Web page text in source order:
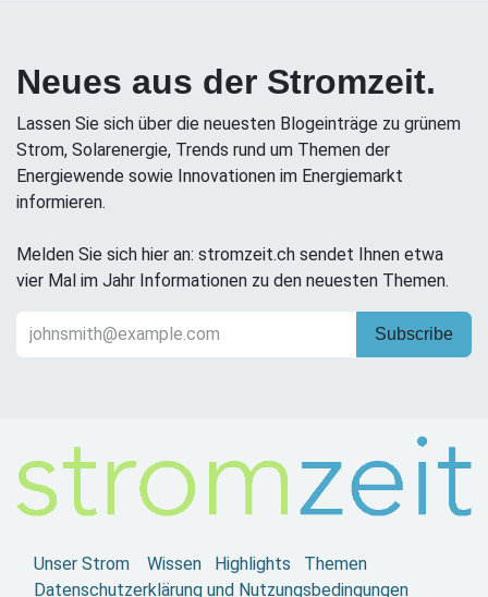
Neues aus der Stromzeit.
Lassen Sie sich über die neuesten Blogeinträge zu grünem
Strom, Solarenergie, Trends rund um Themen der
Energiewende sowie Innovationen im Energiemarkt
informieren.
Melden Sie sich hier an: stromzeit.ch sendet Ihnen etwa
vier Mal im Jahr Informationen zu den neuesten Themen.
Subscribe
Unser Strom Wissen Highlights
Themen
Datenschutzerklärung und Nutzungsbedingungen